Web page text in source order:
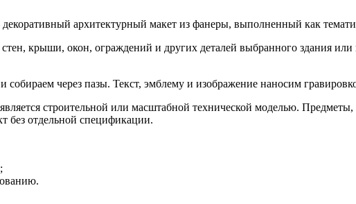
архитектурный макет из фанеры, выполненный как
крыши, окон, ограждений и других деталей выбранного здания
собираем через пазы. Текст, эмблему и изображение наносим
строительной или масштабной технической моделью.
без отдельной спецификации.